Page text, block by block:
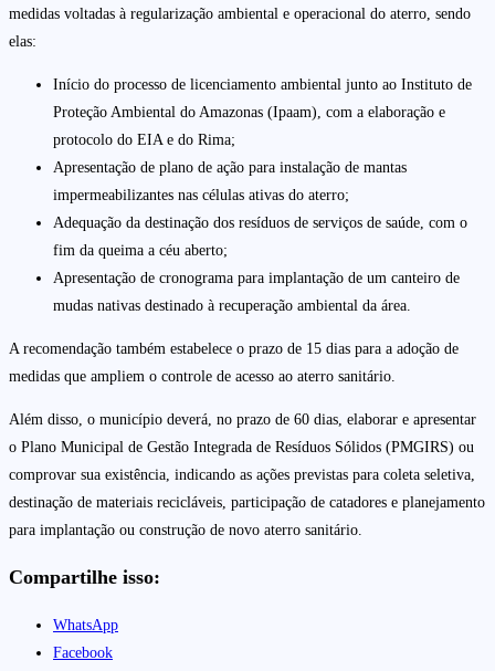
medidas voltadas à regularização ambiental e operacional do aterro, sendo
elas:
Início do processo de licenciamento ambiental junto ao Instituto de
Proteção Ambiental do Amazonas (Ipaam), com a elaboração e
protocolo do EIA e do Rima;
Apresentação de plano de ação para instalação de mantas
impermeabilizantes nas células ativas do aterro;
Adequação da destinação dos resíduos de serviços de saúde, com o
fim da queima a céu aberto;
Apresentação de cronograma para implantação de um canteiro de
mudas nativas destinado à recuperação ambiental da área.
A recomendação também estabelece o prazo de 15 dias para a adoção de
medidas que ampliem o controle de acesso ao aterro sanitário.
Além disso, o município deverá, no prazo de 60 dias, elaborar e apresentar
o Plano Municipal de Gestão Integrada de Resíduos Sólidos (PMGIRS) ou
comprovar sua existência, indicando as ações previstas para coleta seletiva,
destinação de materiais recicláveis, participação de catadores e planejamento
para implantação ou construção de novo aterro sanitário.
Compartilhe isso:
WhatsApp
Facebook